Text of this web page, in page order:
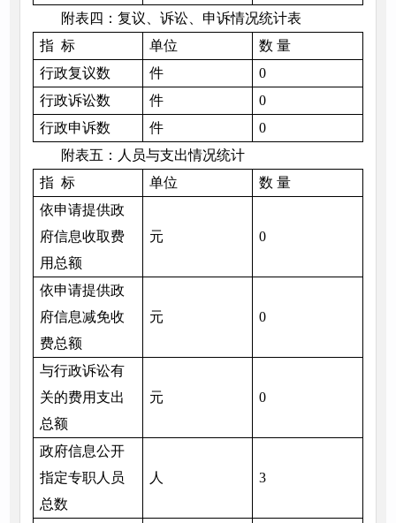
附表四：复议、诉讼、申诉情况统计表
指 标
单位
数 量
行政复议数
件
0
行政诉讼数
件
0
行政申诉数
件
0
附表五：人员与支出情况统计
指 标
单位
数 量
依申请提供政
府信息收取费
用总额
元 0
依申请提供政
府信息减免收
费总额
元 0
与行政诉讼有
关的费用支出
总额
元 0
政府信息公开
指定专职人员
总数
人 3